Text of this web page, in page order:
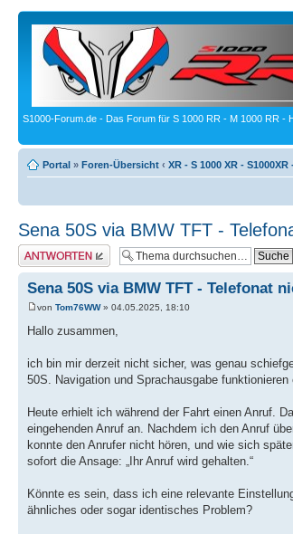
S1000-Forum.de - Das Forum für S 1000 RR - M 1000 RR -
Portal » Foren-Übersicht ‹ XR - S 1000 XR - S1000XR
Sena 50S via BMW TFT -
Antwort erstellen
Sena 50S via BMW TFT - Telefonat
von Tom76WW» 04.05.2025, 18:10
Hallo zusammen,
ich bin mir derzeit nicht sicher, was genau
50S. Navigation und Sprachausgabe funktionieren
Heute erhielt ich während der Fahrt einen Anruf.
eingehenden Anruf an. Nachdem ich den Anruf
konnte den Anrufer nicht hören, und wie sich
sofort die Ansage: „Ihr Anruf wird gehalten.“
Könnte es sein, dass ich eine relevante
ähnliches oder sogar identisches Problem?